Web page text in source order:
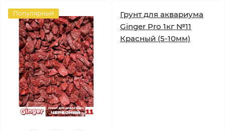
Популярный
Грунт для аквариума
Ginger Pro 1кг №11
Красный (5-10мм)